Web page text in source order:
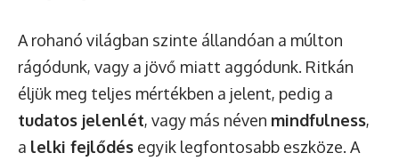
A rohanó világban szinte állandóan a múlton
rágódunk, vagy a jövő miatt aggódunk. Ritkán
éljük meg teljes mértékben a jelent, pedig a
tudatos jelenlét, vagy más néven mindfulness,
a lelki fejlődés egyik legfontosabb eszköze. A